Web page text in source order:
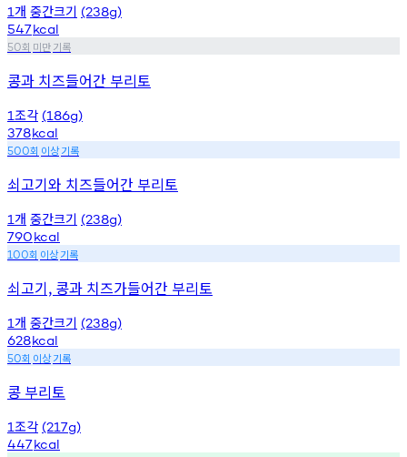
1 개 중간크기 (238g)
547kcal
50회 미만기록
콩과 치즈들어간 부리토
1조각 (186g)
378kcal
500회 이상기록
쇠고기와 치즈들어간 부리토
1 개 중간크기 (238g)
790kcal
100회 이상기록
쇠고기, 콩과 치즈가들어간 부리토
1 개 중간크기 (238g)
628kcal
50회 이상기록
콩 부리토
1조각 (217g)
447kcal